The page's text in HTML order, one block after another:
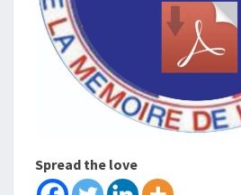
Spread the love